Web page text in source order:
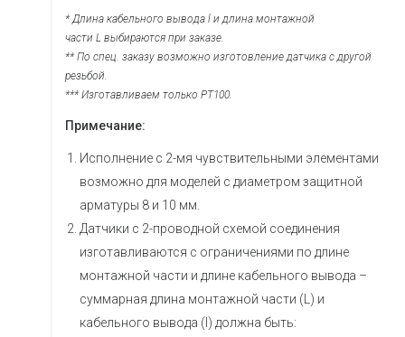
* Длина кабельного вывода l и длина монтажной
части L выбираются при заказе.
** По спец. заказу возможно изготовление датчика с другой
резьбой.
*** Изготавливаем только PT100.
Примечание:
Исполнение с 2-мя чувствительными элементами
возможно для моделей с диаметром защитной
арматуры 8 и 10 мм.
Датчики с 2-проводной схемой соединения
изготавливаются с ограничениями по длине
монтажной части и длине кабельного вывода –
суммарная длина монтажной части (L) и
кабельного вывода (l) должна быть: